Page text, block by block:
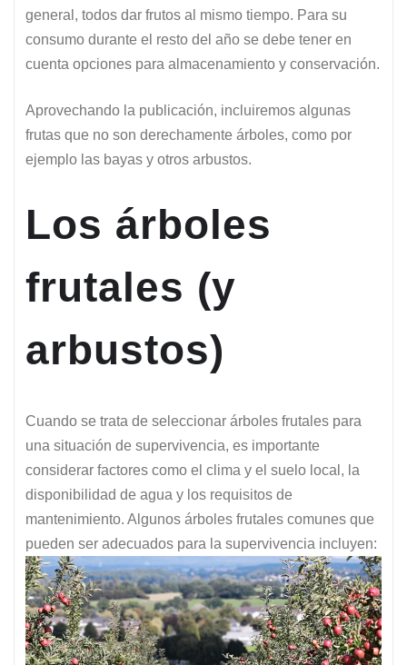
general, todos dar frutos al mismo tiempo. Para su
consumo durante el resto del año se debe tener en
cuenta opciones para almacenamiento y conservación.
Aprovechando la publicación, incluiremos algunas
frutas que no son derechamente árboles, como por
ejemplo las bayas y otros arbustos.
Los árboles
frutales (y
arbustos)
Cuando se trata de seleccionar árboles frutales para
una situación de supervivencia, es importante
considerar factores como el clima y el suelo local, la
disponibilidad de agua y los requisitos de
mantenimiento. Algunos árboles frutales comunes que
pueden ser adecuados para la supervivencia incluyen: